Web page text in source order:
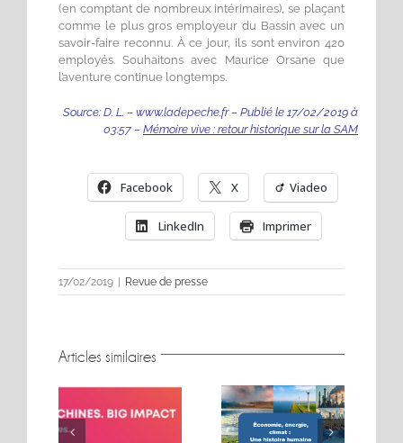
(en comptant de nombreux intérimaires), se plaçant
comme le plus gros employeur du Bassin avec un
savoir-faire reconnu. À ce jour, ils sont environ 420
employés. Souhaitons avec Maurice Orsane que
l’aventure continue longtemps.
Source: D. L. – www.ladepeche.fr – Publié le 17/02/2019 à
03:57 – Mémoire vive : retour historique sur la SAM
Facebook X Viadeo
LinkedIn Imprimer
17/02/2019 | Revue de presse
Articles similaires